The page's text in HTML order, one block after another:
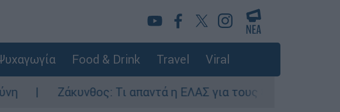
Food & Drink Travel Viral
Τι απαντά η ΕΛΑΣ για τους 8 βιασμούς τουριστριών -